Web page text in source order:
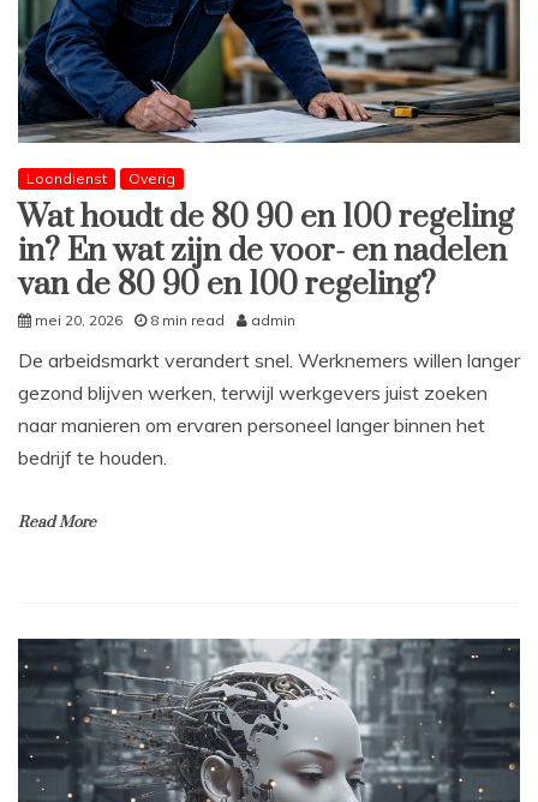
Loondienst Overig
Wat houdt de 80 90 en 100 regeling
in? En wat zijn de voor- en nadelen
van de 80 90 en 100 regeling?
mei 20, 2026 8 min read admin
De arbeidsmarkt verandert snel. Werknemers willen langer
gezond blijven werken, terwijl werkgevers juist zoeken
naar manieren om ervaren personeel langer binnen het
bedrijf te houden.
Read More